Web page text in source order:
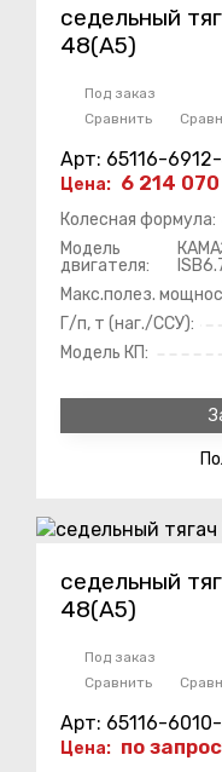
седельный
48(A5)
Под заказ
Сравнить
Арт: 65116-
Цена: 6 214 070
Колесная формула:
Модель
двигателя:
Макс.полез.
Г/п, т (наг./ССУ):
Модель КП:
седельный
48(А5)
Под заказ
Сравнить
Арт: 65116-
Цена: по